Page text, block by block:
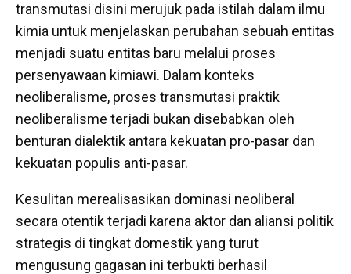
transmutasi disini merujuk pada istilah dalam ilmu
kimia untuk menjelaskan perubahan sebuah entitas
menjadi suatu entitas baru melalui proses
persenyawaan kimiawi. Dalam konteks
neoliberalisme, proses transmutasi praktik
neoliberalisme terjadi bukan disebabkan oleh
benturan dialektik antara kekuatan pro-pasar dan
kekuatan populis anti-pasar.
Kesulitan merealisasikan dominasi neoliberal
secara otentik terjadi karena aktor dan aliansi politik
strategis di tingkat domestik yang turut
mengusung gagasan ini terbukti berhasil